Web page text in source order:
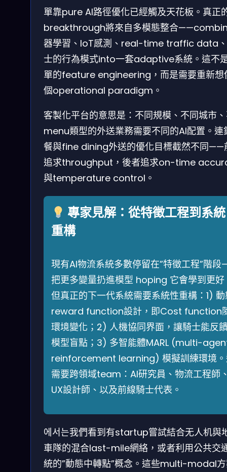
單靠pure AI路徑優化已經觸及天花板。真正
breakthrough將來自多模態整合
器學習、IoT感測、real-time traffic data
士的行為模式into一套adaptive系統。這不
單的feature engineering，而是需要重新想
個operational paradigm。
客製化平台的意思是：不同規模、不同城市
menu類型的外送業務需要不同的AI配置。連
餐與fine dining外送的優化目標截然不同——
追求throughput，後者追求on-time
與temperature control。
專家見解：從特徵工程到系統
重構
現有AI物流系統多數停留在”特徵工程”階
把更多變量扔進模型 hoping 它會學到更好
但真正的下一代系統需要系統性重構：1)
reward function設計，即Cost function
環境變化；2) 人機協同界面，讓騎士能反
模型盲點；3) 多智能體MARL (multi-
reinforcement learning) 模擬訓練環境
需要跨領域team：AI研究員、物流工程師
UX設計師、以及前線騎士代表。
에서는我們看到有startup嘗試結合无人机與
車隊的混合last-mile網絡，或者利用公共交
統的”動態中轉點”概念。這些multi-modal